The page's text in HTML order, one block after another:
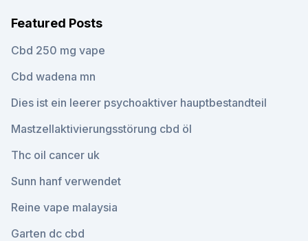
Featured Posts
Cbd 250 mg vape
Cbd wadena mn
Dies ist ein leerer psychoaktiver hauptbestandteil
Mastzellaktivierungsstörung cbd öl
Thc oil cancer uk
Sunn hanf verwendet
Reine vape malaysia
Garten dc cbd